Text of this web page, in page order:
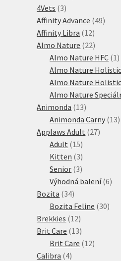
4Vets 33
produkty
Affinity Advance 4949
Affinity Libra 1212
produktů
Almo Nature 2222
produktů
Almo Nature HFC 1 1
Almo Nature
Almo Nature
Almo Nature
Animonda 1313
produktů
Animonda Carny 1313
Applaws Adult 2727
Adult 1515
produktů
Kitten 33
produkty
Senior 33
produkty
Výhodná balení 66
Bozita 3434
produktů
Bozita Feline 3030
Brekkies 1212
produktů
Brit Care 1313
produktů
Brit Care 1212
Calibra 44